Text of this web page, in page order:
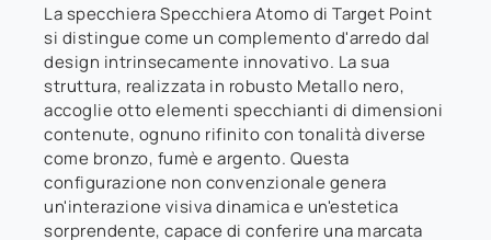
La specchiera Specchiera Atomo di Target Point
si distingue come un complemento d'arredo dal
design intrinsecamente innovativo. La sua
struttura, realizzata in robusto Metallo nero,
accoglie otto elementi specchianti di dimensioni
contenute, ognuno rifinito con tonalità diverse
come bronzo, fumè e argento. Questa
configurazione non convenzionale genera
un'interazione visiva dinamica e un'estetica
sorprendente, capace di conferire una marcata